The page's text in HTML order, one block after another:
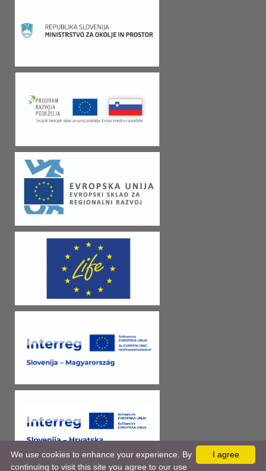
I agree
We use cookies to enhance your experience. By
continuing to visit this site you agree to our use